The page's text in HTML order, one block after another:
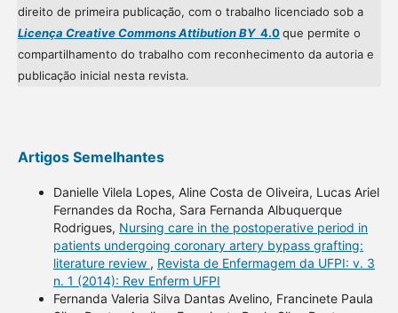
direito de primeira publicação, com o trabalho licenciado sob a
Licença Creative Commons Attibution BY4.0que permite o
compartilhamento do trabalho com reconhecimento da autoria e
publicação inicial nesta revista.
Artigos Semelhantes
Danielle Vilela Lopes, Aline Costa de Oliveira, Lucas Ariel
Fernandes da Rocha, Sara Fernanda Albuquerque
Rodrigues, Nursing care in the postoperative period in
patients undergoing coronary artery bypass grafting:
literature review , Revista de Enfermagem da UFPI: v. 3
n. 1 (2014): Rev Enferm UFPI
Fernanda Valeria Silva Dantas Avelino, Francinete Paula